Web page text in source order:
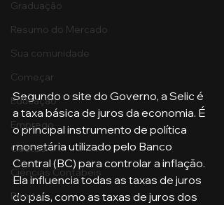
Graduação
Resumo do Mercado
Sua comunidade
Começar
Educação
Emprego
Gestão
Ciências Contábeis
Direito
Segundo o site do Governo, a Selic é
a taxa básica de juros da economia. É
o principal instrumento de política
monetária utilizado pelo Banco
Central (BC) para controlar a inflação.
Ela influencia todas as taxas de juros
do país, como as taxas de juros dos